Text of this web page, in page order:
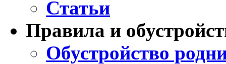
Статьи
Правила и
Обустройство